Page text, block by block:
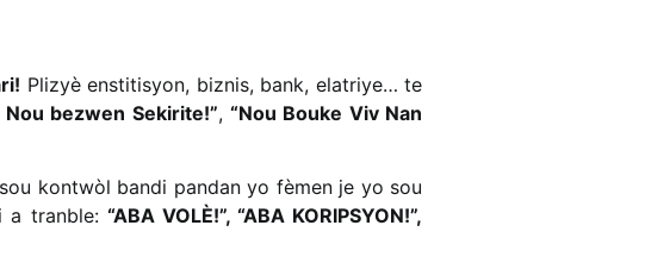
Plizyè enstitisyon, biznis, bank, elatriye… te
Nou bezwen Sekirite!”, “Nou Bouke Viv Nan
kontwòl bandi pandan yo fèmen je yo sou
a tranble: “ABA VOLÈ!”, “ABA KORIPSYON!”,